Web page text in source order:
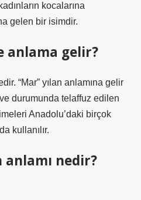
kocalarına
gelen bir isimdir.
anlama gelir?
“Mar” yılan anlamına gelir
durumunda telaffuz edilen
Anadolu’daki birçok
kullanılır.
anlamı nedir?